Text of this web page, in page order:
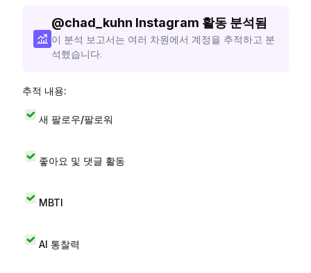
@chad_kuhn Instagram 활동 분석됨
이 분석 보고서는 여러 차원에서 계정을 추적하고 분
석했습니다.
추적 내용:
새 팔로우/팔로워
좋아요 및 댓글 활동
MBTI
AI 통찰력